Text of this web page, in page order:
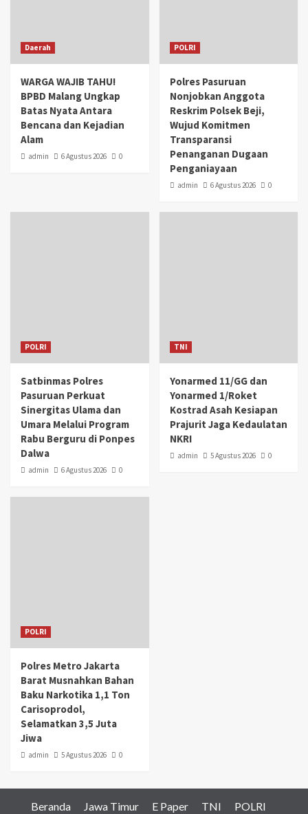
Daerah
WARGA WAJIB TAHU!
BPBD Malang Ungkap
Batas Nyata Antara
Bencana dan Kejadian
Alam
admin 6 Agustus 2026 0
POLRI
Polres Pasuruan
Nonjobkan Anggota
Reskrim Polsek Beji,
Wujud Komitmen
Transparansi
Penanganan Dugaan
Penganiayaan
admin 6 Agustus 2026 0
POLRI
Satbinmas Polres
Pasuruan Perkuat
Sinergitas Ulama dan
Umara Melalui Program
Rabu Berguru di Ponpes
Dalwa
admin 6 Agustus 2026 0
TNI
Yonarmed 11/GG dan
Yonarmed 1/Roket
Kostrad Asah Kesiapan
Prajurit Jaga Kedaulatan
NKRI
admin 5 Agustus 2026 0
POLRI
Polres Metro Jakarta
Barat Musnahkan Bahan
Baku Narkotika 1,1 Ton
Carisoprodol,
Selamatkan 3,5 Juta
Jiwa
admin 5 Agustus 2026 0
Beranda Jawa Timur E Paper TNI POLRI